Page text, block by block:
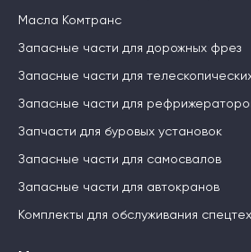
Масла Комтранс
Запасные части для дорожных фрез
Запасные части для
Запасные части для
Запчасти для буровых установок
Запасные части для самосвалов
Запасные части для автокранов
Комплекты для обслуживания